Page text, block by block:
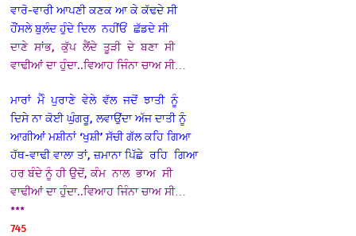
ਵਾਰੋ-ਵਾਰੀ ਆਪਣੀ ਕਣਕ ਆ ਕੇ ਕੱਢਦੇ ਸੀ
ਹੌਂਸਲੇ ਬੁਲੰਦ ਹੁੰਦੇ ਦਿਲ ਨਹੀਂਓਂ ਛੱਡਦੇ ਸੀ
ਦਾਣੇ ਸਾਂਭ, ਕੁੱਪ ਲੈਂਦੇ ਤੂੜੀ ਦੇ ਬਣਾ ਸੀ
ਵਾਢੀਆਂ ਦਾ ਹੁੰਦਾ..ਵਿਆਹ ਜਿੰਨਾ ਚਾਅ ਸੀ…
ਮਾਰਾਂ ਮੈੰ ਪੁਰਾਣੇ ਵੇਲੇ ਵੱਲ ਜਦੋਂ ਝਾਤੀ ਨੂੰ
ਦਿਸੇ ਨਾ ਕੋਈ ਘੁੰਗਰੂ, ਲਵਾਉਂਦਾ ਅੱਜ ਦਾਤੀ ਨੂੰ
ਆਗੀਆਂ ਮਸ਼ੀਨਾਂ ‘ਖੁਸ਼ੀ’ ਸੱਚੀ ਗੱਲ ਕਹਿ ਗਿਆ
ਹੱਥ-ਵਾਢੀ ਵਾਲਾ ਤਾਂ, ਜ਼ਮਾਨਾ ਪਿੱਛੇ ਰਹਿ ਗਿਆ
ਹਰ ਬੰਦੇ ਨੂੰ ਹੀ ਉਦੋਂ, ਕੰਮ ਨਾਲ ਭਾਅ ਸੀ
ਵਾਢੀਆਂ ਦਾ ਹੁੰਦਾ..ਵਿਆਹ ਜਿੰਨਾ ਚਾਅ ਸੀ…
***
745